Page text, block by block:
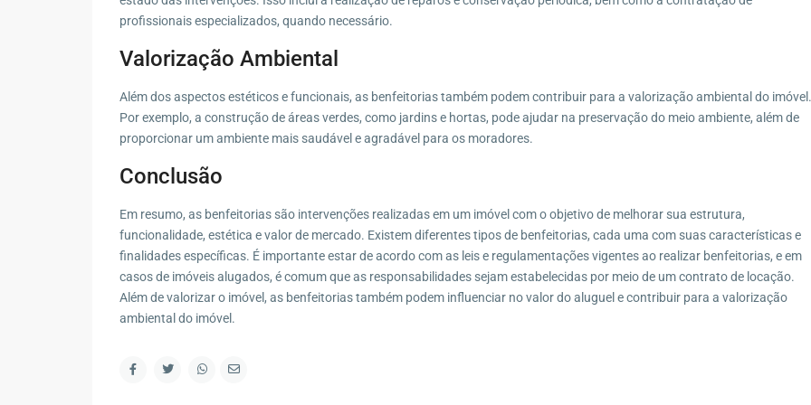
profissionais especializados, quando necessário.
Valorização Ambiental
Além dos aspectos estéticos e funcionais, as benfeitorias também podem contribuir para a valorização ambiental do imóvel.
Por exemplo, a construção de áreas verdes, como jardins e hortas, pode ajudar na preservação do meio ambiente, além de
proporcionar um ambiente mais saudável e agradável para os moradores.
Conclusão
Em resumo, as benfeitorias são intervenções realizadas em um imóvel com o objetivo de melhorar sua estrutura,
funcionalidade, estética e valor de mercado. Existem diferentes tipos de benfeitorias, cada uma com suas características e
finalidades específicas. É importante estar de acordo com as leis e regulamentações vigentes ao realizar benfeitorias, e em
casos de imóveis alugados, é comum que as responsabilidades sejam estabelecidas por meio de um contrato de locação.
Além de valorizar o imóvel, as benfeitorias também podem influenciar no valor do aluguel e contribuir para a valorização
ambiental do imóvel.
Contato
R. Marape, 130 - Segredo, Guapimirim - RJ, 25946-690
(21) 98578-2335
(21) 98578-2335
contato@wagnermottaimoveis.com.br
Imóveis por Categoria
Casa Duplex (10)
Casa Linear
Fazenda (4)
Galpão (1)
Imóvel Comercial (1)
Pousada